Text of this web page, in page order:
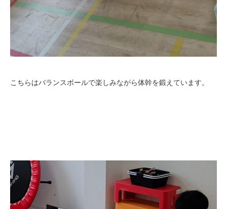
こちらはバランスボールで楽しみながら体幹を鍛えています。